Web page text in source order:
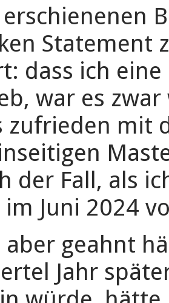
Statement
dass ich
war es
zufrieden mit
der Fall, als
im Juni 2024
aber geahnt
Jahr